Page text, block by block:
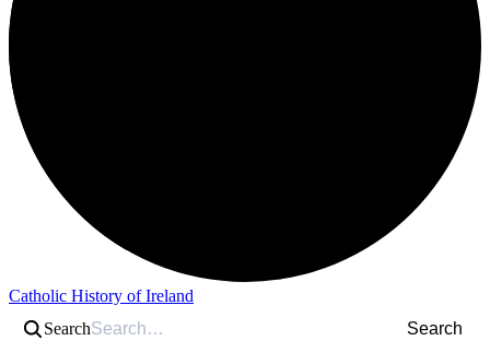
Catholic History of Ireland
Search
Search